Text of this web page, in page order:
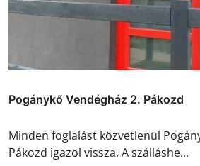
Pogánykő Vendégház 2. Pákozd
Minden foglalást közvetlenül
Pákozd igazol vissza. A szálláshe...